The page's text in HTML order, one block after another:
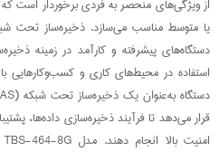
دستگاه‌های پیشرفته و کارآمد در زمینه
استفاده در محیط‌های کاری و
قرار می‌دهد تا فرآیند ذخیره‌سازی داده‌ها،